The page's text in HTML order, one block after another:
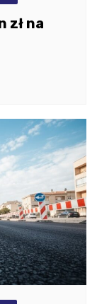
zł na